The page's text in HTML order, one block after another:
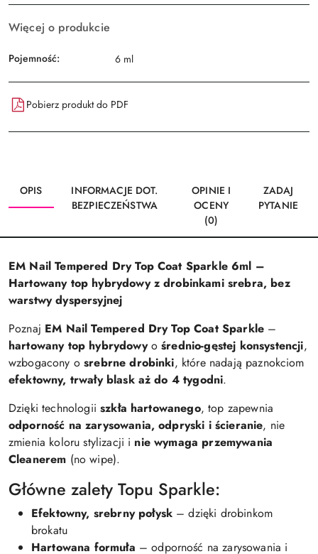
Więcej o produkcie
Pojemność: 6 ml
Pobierz produkt do PDF
OPIS
INFORMACJE DOT.
BEZPIECZEŃSTWA
OPINIE I
OCENY
(0)
ZADAJ
PYTANIE
EM Nail Tempered Dry Top Coat Sparkle 6ml –
Hartowany top hybrydowy z drobinkami srebra, bez
warstwy dyspersyjnej
Poznaj EM Nail Tempered Dry Top Coat Sparkle –
hartowany top hybrydowyośrednio-gęstej konsystencji,
wzbogacony osrebrne drobinki, które nadają paznokciom
efektowny, trwały blask aż do 4 tygodni.
Dzięki technologiiszkła hartowanego, top zapewnia
odporność na zarysowania, odpryski i ścieranie, nie
zmienia koloru stylizacji i nie wymaga przemywania
Cleanerem (no wipe).
Główne zalety Topu Sparkle:
Efektowny, srebrny połysk – dzięki drobinkom
brokatu
Hartowana formuła – odporność na zarysowania i